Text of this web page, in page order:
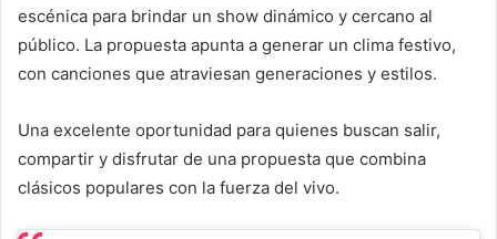
escénica para brindar un show dinámico y cercano al
público. La propuesta apunta a generar un clima festivo,
con canciones que atraviesan generaciones y estilos.
Una excelente oportunidad para quienes buscan salir,
compartir y disfrutar de una propuesta que combina
clásicos populares con la fuerza del vivo.